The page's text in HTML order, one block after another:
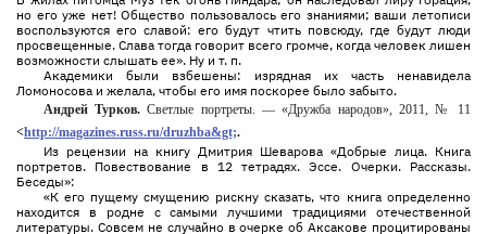
но его уже нет! Общество пользовалось его знаниями; ваши летописи
воспользуются его славой: его будут чтить повсюду, где будут люди
просвещенные. Слава тогда говорит всего громче, когда человек лишен
возможности слышать ее». Ну и т. п.
Академики были взбешены: изрядная их часть ненавидела
Ломоносова и желала, чтобы его имя поскорее было забыто.
Андрей Турков.Светлые портреты. — «Дружба народов», 2011, № 11
<http://magazines.russ.ru/druzhba&gt;.
Из рецензии на книгу Дмитрия Шеварова «Добрые лица. Книга
портретов. Повествование в 12 тетрадях. Эссе. Очерки. Рассказы.
Беседы»:
«К его пущему смущению рискну сказать, что книга определенно
находится в родне с самыми лучшими традициями отечественной
литературы. Совсем не случайно в очерке об Аксакове процитированы